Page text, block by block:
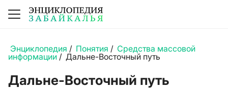
Энциклопедия / Понятия / Средства массовой
информации / Дальне-Восточный путь
Дальне-Восточный путь